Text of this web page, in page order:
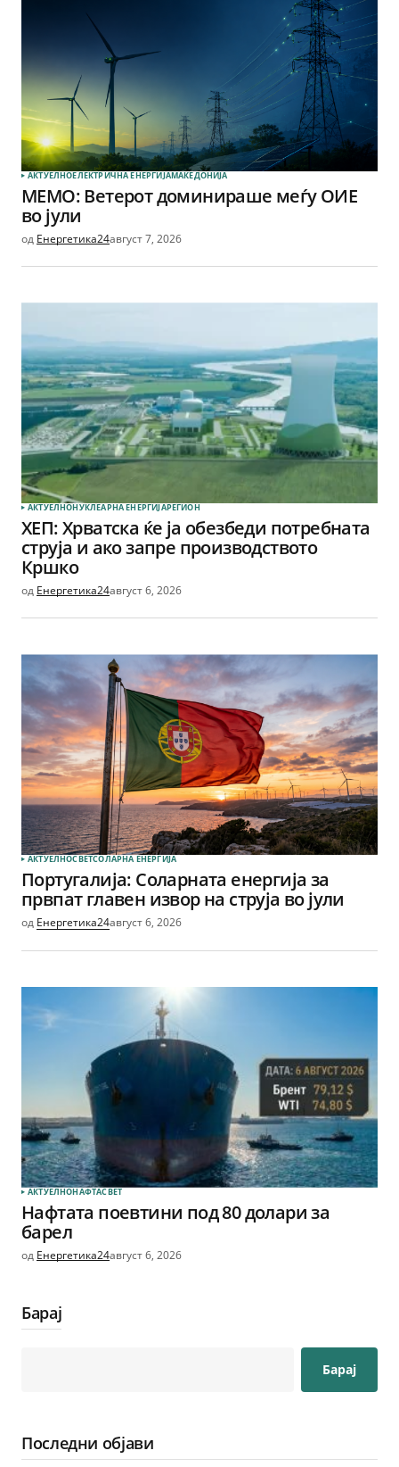
АКТУЕЛНОЕЛЕКТРИЧНА ЕНЕРГИЈАМАКЕДОНИЈА
МЕМО: Ветерот доминираше меѓу ОИЕ
во јули
од Енергетика24август 7, 2026
АКТУЕЛНОНУКЛЕАРНА ЕНЕРГИЈАРЕГИОН
ХЕП: Хрватска ќе ја обезбеди потребната
струја и ако запре производството
Кршко
од Енергетика24август 6, 2026
АКТУЕЛНОСВЕТСОЛАРНА EНЕРГИЈА
Португалија: Соларната енергија за
првпат главен извор на струја во јули
од Енергетика24август 6, 2026
АКТУЕЛНОНАФТАСВЕТ
Нафтата поевтини под 80 долари за
барел
од Енергетика24август 6, 2026
Барај
Барај
Последни објави